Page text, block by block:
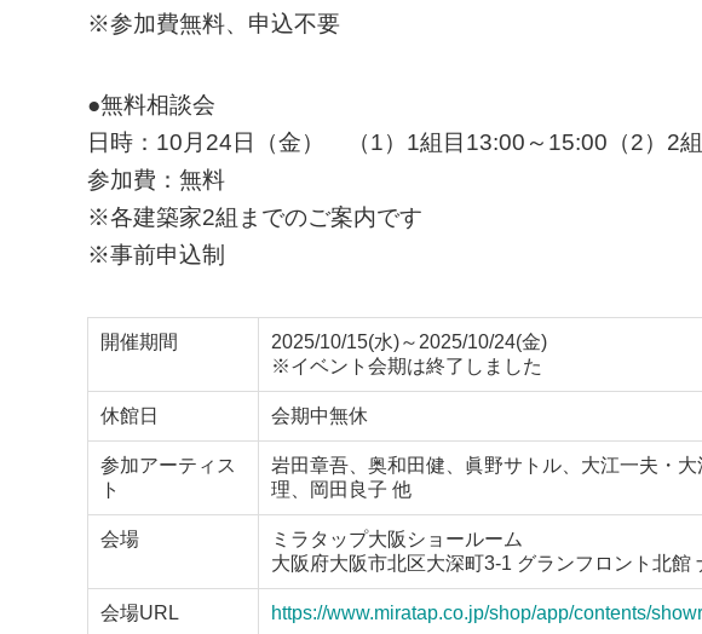
※参加費無料、申込不要
●無料相談会
日時：10月24日（金） （1）1組目13:00～15:00（2）2
参加費：無料
※各建築家2組までのご案内です
※事前申込制
開催期間
2025/10/15(水)～2025/10/24(金)
※イベント会期は終了しました
休館日 会期中無休
参加アーティス
ト
岩田章吾、奥和田健、眞野サトル、大江一夫・
理、岡田良子 他
会場
ミラタップ大阪ショールーム
大阪府大阪市北区大深町3-1 グランフロント北館
会場URL https://www.miratap.co.jp/shop/app/contents/